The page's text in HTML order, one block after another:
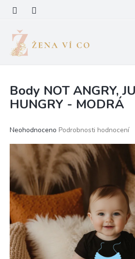
obsah
Body NOT ANGRY,
HUNGRY - MODRÁ
Průměrné
produktu
0,0
z
5
hvězdiček.
Neohodnoceno Podrobnosti hodnocení